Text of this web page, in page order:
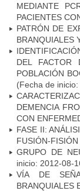
MEDIANTE
PACIENTES
PATRÓN DE
BRANQUIALES
DEL FACTOR
POBLACIÓN
(Fecha de
DEMENCIA
CON
FASE II:
FUSIÓN-
GRUPO DE
inicio: 2012-08-
VÍA DE
BRANQUIALES